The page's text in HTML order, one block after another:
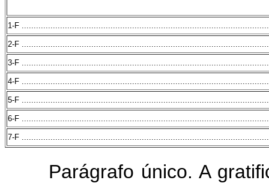
1-F
2-F
3-F
4-F
5-F
6-F
7-F
Parágrafo único. A